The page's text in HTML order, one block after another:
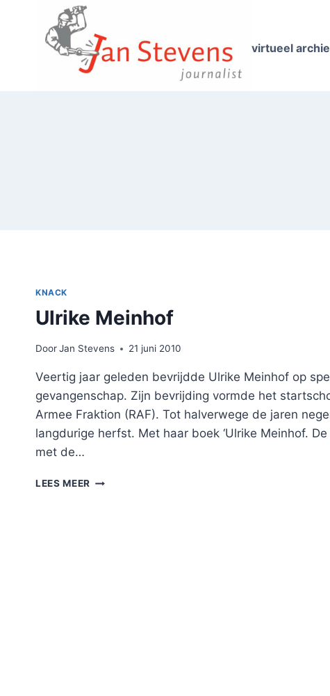
virtueel
KNACK
Ulrike Meinhof
DoorJan Stevens 21 juni 2010
Veertig jaar geleden bevrijdde Ulrike Meinhof op
gevangenschap. Zijn bevrijding vormde het
Armee Fraktion (RAF). Tot halverwege de jaren
langdurige herfst. Met haar boek ‘Ulrike Meinhof.
met de…
LEES MEER ULRIKE